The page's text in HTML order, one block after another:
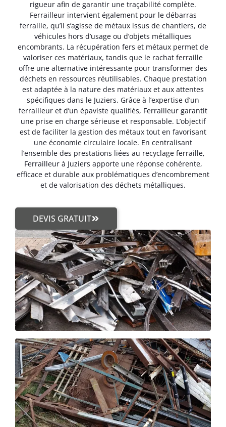
rigueur afin de garantir une traçabilité complète.
Ferrailleur intervient également pour le débarras
ferraille, qu’il s’agisse de métaux issus de chantiers, de
véhicules hors d’usage ou d’objets métalliques
encombrants. La récupération fers et métaux permet de
valoriser ces matériaux, tandis que le rachat ferraille
offre une alternative intéressante pour transformer des
déchets en ressources réutilisables. Chaque prestation
est adaptée à la nature des matériaux et aux attentes
spécifiques dans le Juziers. Grâce à l’expertise d’un
ferrailleur et d’un épaviste qualifiés, Ferrailleur garantit
une prise en charge sérieuse et responsable. L’objectif
est de faciliter la gestion des métaux tout en favorisant
une économie circulaire locale. En centralisant
l’ensemble des prestations liées au recyclage ferraille,
Ferrailleur à Juziers apporte une réponse cohérente,
efficace et durable aux problématiques d’encombrement
et de valorisation des déchets métalliques.
DEVIS GRATUIT